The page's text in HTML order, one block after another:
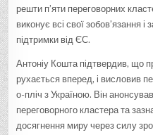
решти п’яти переговорних
виконує всі свої зобов’язання і
підтримки від ЄС.
Антоніу Кошта підтвердив, що
рухається вперед, і висловив
о-пліч з Україною. Він
переговорного кластера та
досягнення миру через силу